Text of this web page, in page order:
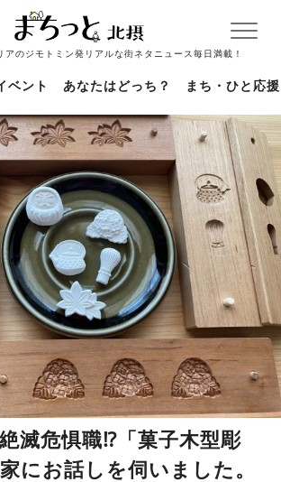
アのジモトミン発リアルな街ネタニュース毎日満載！
ベント あなたはどっち？ まち・ひと応援
絶滅危惧職⁉「菓子木型彫
にお話しを伺いました。